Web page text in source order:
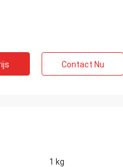
Contact Nu
1 kg